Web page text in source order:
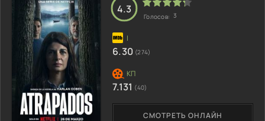
СМОТРЕТЬ ОНЛАЙН
4.3
Голосов: 3
6.30 (274)
7.131 (40)